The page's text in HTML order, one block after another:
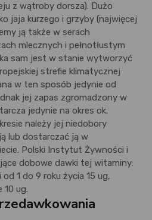
z wątroby dorsza). Dużo
jaja kurzego i grzyby (najwięcej
ją także w serach
mlecznych i pełnotłustym
sam jest w stanie wytworzyć
strefie klimatycznej
w ten sposób jedynie od
jej zapas zgromadzony w
jedynie na okres ok.
należy jej niedobory
lub dostarczać ją w
Polski Instytut Żywności i
dobowe dawki tej witaminy:
1 do 9 roku życia 15 ug,
10 ug.